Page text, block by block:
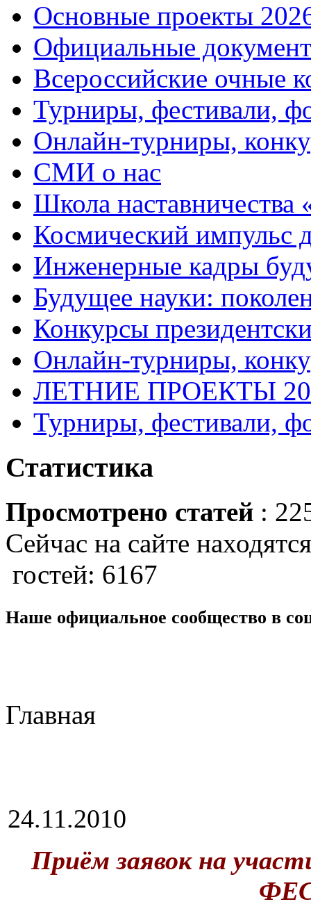
Основные проекты
Официальные
Всероссийские очные
Турниры, фестивали,
Онлайн-турниры,
СМИ о нас
Школа
Космический импульс
Инженерные кадры
Будущее науки:
Конкурсы
Онлайн-турниры,
ЛЕТНИЕ ПРОЕКТЫ
Турниры, фестивали,
Статистика
Просмотрено статей :
Сейчас на сайте
гостей: 6167
Наше официальное сообщество в
Главная
24.11.2010
Приём заявок на